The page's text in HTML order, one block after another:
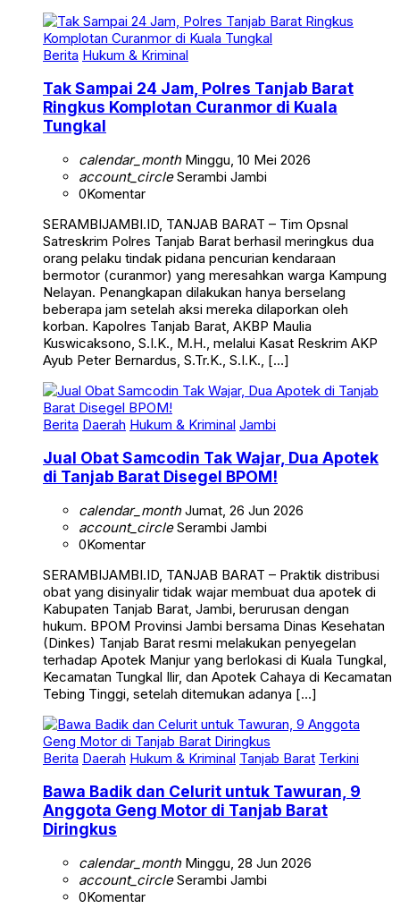
Berita Hukum & Kriminal
Tak Sampai 24 Jam, Polres Tanjab Barat
Ringkus Komplotan Curanmor di Kuala
Tungkal
calendar_monthMinggu, 10 Mei 2026
account_circleSerambi Jambi
0Komentar
SERAMBIJAMBI.ID, TANJAB BARAT – Tim Opsnal
Satreskrim Polres Tanjab Barat berhasil meringkus dua
orang pelaku tindak pidana pencurian kendaraan
bermotor (curanmor) yang meresahkan warga Kampung
Nelayan. Penangkapan dilakukan hanya berselang
beberapa jam setelah aksi mereka dilaporkan oleh
korban. Kapolres Tanjab Barat, AKBP Maulia
Kuswicaksono, S.I.K., M.H., melalui Kasat Reskrim AKP
Ayub Peter Bernardus, S.Tr.K., S.I.K., […]
Berita Daerah Hukum & Kriminal Jambi
Jual Obat Samcodin Tak Wajar, Dua Apotek
di Tanjab Barat Disegel BPOM!
calendar_monthJumat, 26 Jun 2026
account_circleSerambi Jambi
0Komentar
SERAMBIJAMBI.ID, TANJAB BARAT – Praktik distribusi
obat yang disinyalir tidak wajar membuat dua apotek di
Kabupaten Tanjab Barat, Jambi, berurusan dengan
hukum. BPOM Provinsi Jambi bersama Dinas Kesehatan
(Dinkes) Tanjab Barat resmi melakukan penyegelan
terhadap Apotek Manjur yang berlokasi di Kuala Tungkal,
Kecamatan Tungkal Ilir, dan Apotek Cahaya di Kecamatan
Tebing Tinggi, setelah ditemukan adanya […]
Berita Daerah Hukum & Kriminal Tanjab Barat Terkini
Bawa Badik dan Celurit untuk Tawuran, 9
Anggota Geng Motor di Tanjab Barat
Diringkus
calendar_monthMinggu, 28 Jun 2026
account_circleSerambi Jambi
0Komentar